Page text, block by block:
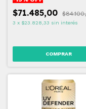
$71.485,00
3 x $23.828,33 sin interés